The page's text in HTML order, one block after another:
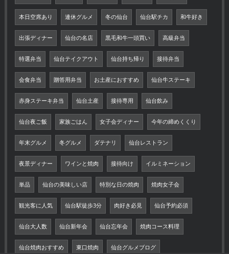
本日空席あり 連休グルメ 冬の仙台 仙台駅チカ 和牛好き
出張ディナー 仙台の名店 黒毛和牛一頭買い 高級弁当
特選弁当 仙台テイクアウト 仙台持ち帰り 接待弁当
会食弁当 贈答用弁当 お土産におすすめ 仙台牛ステーキ
赤身ステーキ弁当 仙台土産 接待専用 仙台飲み
仙台夜ご飯 家族ごはん 女子会ディナー 今年の締めくくり
年末グルメ 冬グルメ ダテナリ 仙台レストラン
夜景ディナー ワインと焼肉 接待向け イルミネーション
単品 仙台の美味しい店 特別な日の焼肉 焼肉女子会
観光客に人気 仙台駅徒歩3分 肉好き必見 仙台予約必須
仙台大人数 仙台新年会 仙台忘年会 焼肉コース料理
仙台焼肉おすすめ 東口焼肉 仙台グルメブログ